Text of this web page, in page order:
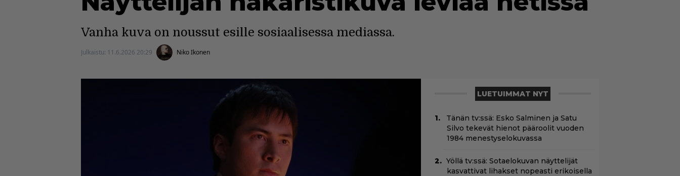
Vanha kuva on noussut esille sosiaalisessa mediassa.
Julkaistu: 11.6.2026 20:29 Niko Ikonen
LUETUIMMAT NYT
Tänän tv:ssä: Esko Salminen ja Satu
Silvo tekevät hienot pääroolit vuoden
1984 menestyselokuvassa
Yöllä tv:ssä: Sotaelokuvan näyttelijät
kasvattivat lihakset nopeasti erikoisella